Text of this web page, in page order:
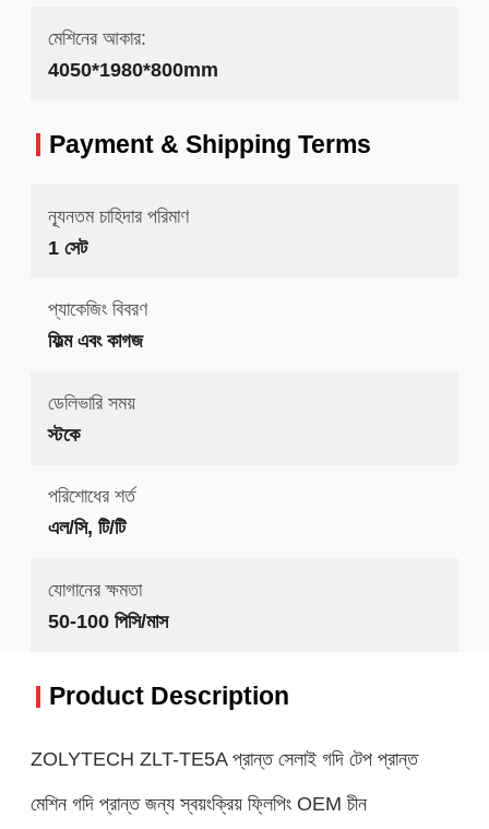
মেশিনের আকার:
4050*1980*800mm
Payment & Shipping Terms
ন্যূনতম চাহিদার পরিমাণ
1 সেট
প্যাকেজিং বিবরণ
ফিল্ম এবং কাগজ
ডেলিভারি সময়
স্টকে
পরিশোধের শর্ত
এল/সি, টি/টি
যোগানের ক্ষমতা
50-100 পিসি/মাস
Product Description
ZOLYTECH ZLT-TE5A প্রান্ত সেলাই গদি টেপ প্রান্ত
মেশিন গদি প্রান্ত জন্য স্বয়ংক্রিয় ফ্লিপিং OEM চীন